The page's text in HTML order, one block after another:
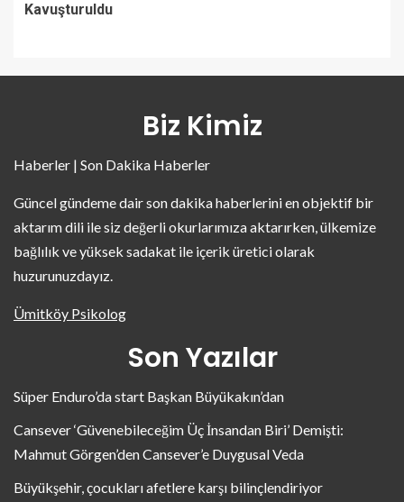
Kavuşturuldu
Biz Kimiz
Haberler | Son Dakika Haberler
Güncel gündeme dair son dakika haberlerini en objektif bir
aktarım dili ile siz değerli okurlarımıza aktarırken, ülkemize
bağlılık ve yüksek sadakat ile içerik üretici olarak
huzurunuzdayız.
Ümitköy Psikolog
Son Yazılar
Süper Enduro’da start Başkan Büyükakın’dan
Cansever ‘Güvenebileceğim Üç İnsandan Biri’ Demişti:
Mahmut Görgen’den Cansever’e Duygusal Veda
Büyükşehir, çocukları afetlere karşı bilinçlendiriyor